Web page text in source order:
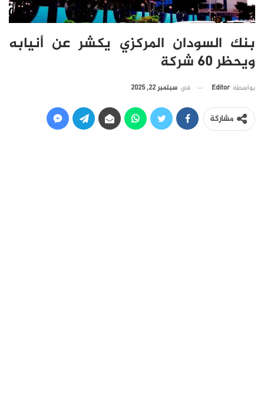
بنك السودان المركزي يكشر عن أنيابه
ويحظر 60 شركة
بواسطة Editor في سبتمبر 22, 2025
مشاركة